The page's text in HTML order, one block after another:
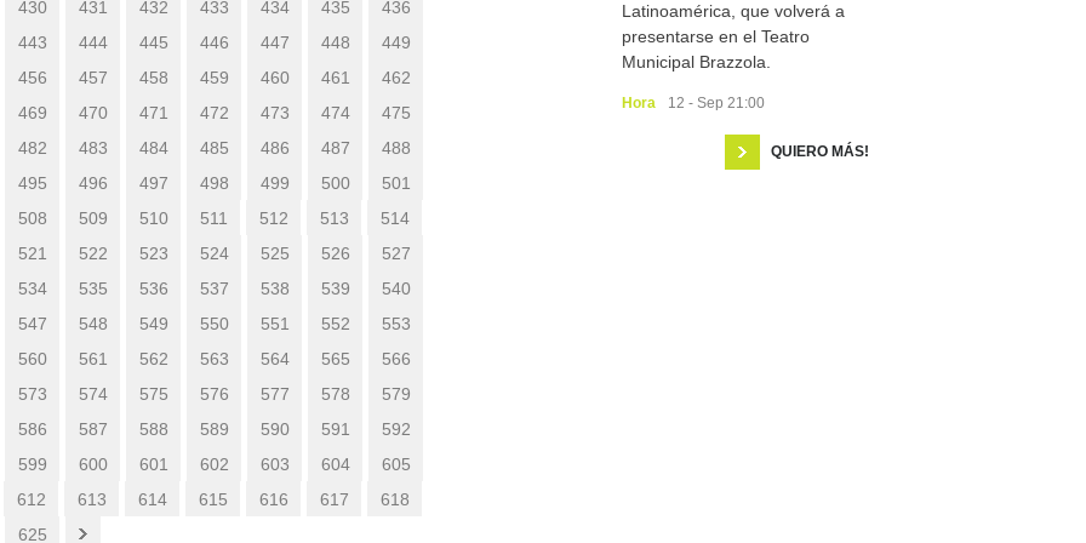
430 431 432 433 434 435
436
443
444 445 446 447 448
449
456
457 458 459 460 461
462
469
470 471 472 473 474
475
482
483 484 485 486 487
488
495
496 497 498 499 500
501
508
509 510 511 512 513
514
521
522 523 524 525 526
527
534
535 536 537 538 539
540
547
548 549 550 551 552
553
560
561 562 563 564 565
566
573
574 575 576 577 578
579
586
587 588 589 590 591
592
599
600 601 602 603 604
605
612
613 614 615 616 617
618
625
Latinoamérica, que volverá a
presentarse en el Teatro
Municipal Brazzola.
Hora 12 - Sep 21:00
QUIERO MÁS!